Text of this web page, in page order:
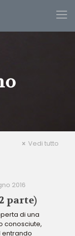
Vedi tutto
2016
parte)
di una
conosciute,
entrando